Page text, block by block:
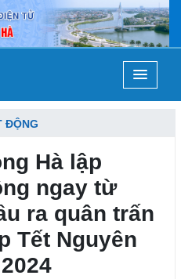
ĐỘNG
Hà lập
ngay từ
ra quân trấn
Tết Nguyên